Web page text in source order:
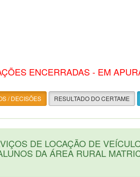
ENCERRADAS - EM
/ DECISÕES RESULTADO DO CERTAME
DE LOCAÇÃO DE
DA ÁREA RURAL